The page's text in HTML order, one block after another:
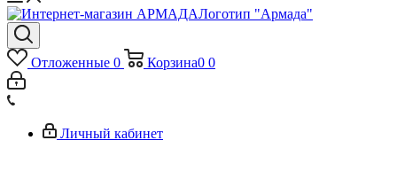
Логотип "Армада"
Отложенные 0 Корзина0 0
Личный кабинет